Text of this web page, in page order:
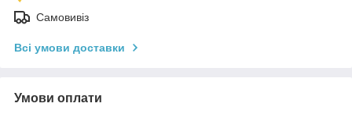
Самовивіз
Всі умови доставки
Умови оплати